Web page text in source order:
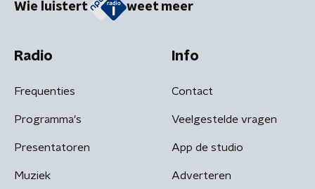
Wie luistert weet meer
Radio
Frequenties
Programma's
Presentatoren
Muziek
Info
Contact
Veelgestelde vragen
App de studio
Adverteren